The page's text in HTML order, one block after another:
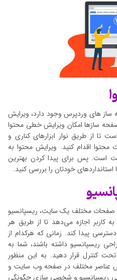
ساز های وردپرس وجود دارد، ویرایش
سازها امکان ویرایش خطی محتوا
تا از طریق نوار ابزارهای کناری و
اقدام کنید. ویرایش محتوا به
است. پس برای پیدا کردن بهترین
خودتان را بررسی کنید.
صفحات مختلف یک سایت، ریسپانسیو
کاربر اجازه می‌دهد تا از طریق هر
پیدا کند. زمانی که هرکدام از
ریسپانسیو داشته باشند، شما به
کنترل قرار دهید. به این منظور
عناصر مختلف در صفحه وب سایت و
ریسپانسیو و شخصی سازی چگونگی